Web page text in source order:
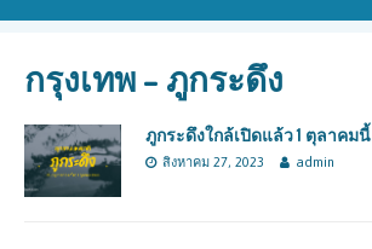
กรุงเทพ – ภูกระดึง
ภูกระดึงใกล้เปิดแล้ว 1 ตุลาคมนี้
สิงหาคม 27, 2023 admin